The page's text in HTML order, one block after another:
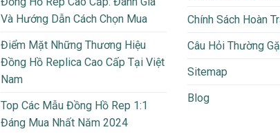
Và Hướng Dẫn Cách Chọn Mua
Điểm Mặt Những Thương Hiệu
Đồng Hồ Replica Cao Cấp Tại Việt
Nam
Top Các Mẫu Đồng Hồ Rep 1:1
Đáng Mua Nhất Năm 2024
Chính Sách Hoàn
Câu Hỏi Thường
Sitemap
Blog